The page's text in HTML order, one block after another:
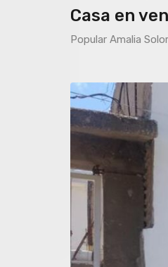
Casa en
Popular Amalia